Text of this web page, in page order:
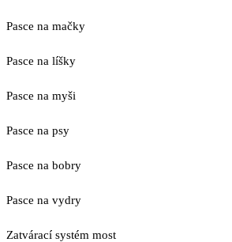
Pasce na mačky
Pasce na líšky
Pasce na myši
Pasce na psy
Pasce na bobry
Pasce na vydry
Zatvárací systém most